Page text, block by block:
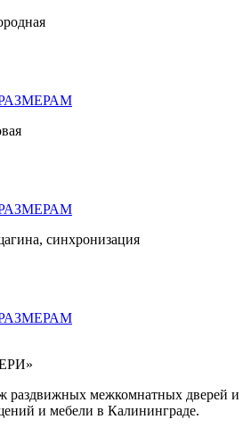
синхронизация
раздвижных межкомнатных дверей и
и мебели в Калининграде.